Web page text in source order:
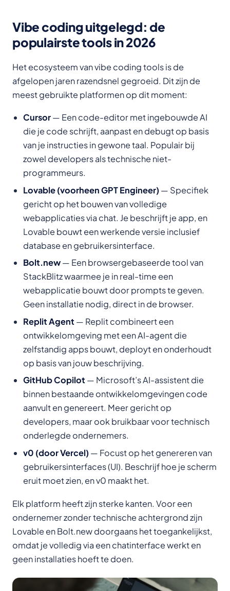
Vibe coding uitgelegd: de
populairste tools in 2026
Het ecosysteem van vibe coding tools is de
afgelopen jaren razendsnel gegroeid. Dit zijn de
meest gebruikte platformen op dit moment:
Cursor— Een code-editor met ingebouwde AI
die je code schrijft, aanpast en debugt op basis
van je instructies in gewone taal. Populair bij
zowel developers als technische niet-
programmeurs.
Lovable (voorheen GPT Engineer)— Specifiek
gericht op het bouwen van volledige
webapplicaties via chat. Je beschrijft je app, en
Lovable bouwt een werkende versie inclusief
database en gebruikersinterface.
Bolt.new— Een browsergebaseerde tool van
StackBlitz waarmee je in real-time een
webapplicatie bouwt door prompts te geven.
Geen installatie nodig, direct in de browser.
Replit Agent — Replit combineert een
ontwikkelomgeving met een AI-agent die
zelfstandig apps bouwt, deployt en onderhoudt
op basis van jouw beschrijving.
GitHub Copilot— Microsoft’s AI-assistent die
binnen bestaande ontwikkelomgevingen code
aanvult en genereert. Meer gericht op
developers, maar ook bruikbaar voor technisch
onderlegde ondernemers.
v0 (door Vercel)— Focust op het genereren van
gebruikersinterfaces (UI). Beschrijf hoe je scherm
eruit moet zien, en v0 maakt het.
Elk platform heeft zijn sterke kanten. Voor een
ondernemer zonder technische achtergrond zijn
Lovable en Bolt.new doorgaans het toegankelijkst,
omdat je volledig via een chatinterface werkt en
geen installaties hoeft te doen.